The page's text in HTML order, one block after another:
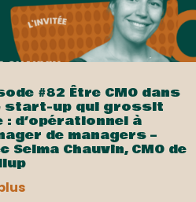
#82 Être CMO dans
start-up qui grossit
: d’opérationnel à
de managers –
Selma Chauvin, CMO de